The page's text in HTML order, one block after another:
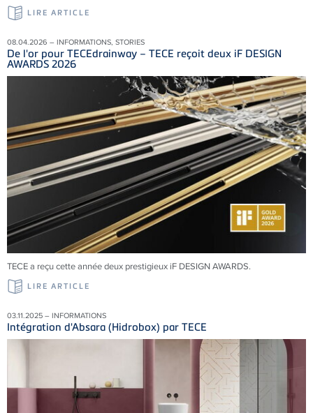
LIRE ARTICLE
08.04.2026 – INFORMATIONS, STORIES
De l'or pour TECEdrainway – TECE reçoit deux iF DESIGN
AWARDS 2026
TECE a reçu cette année deux prestigieux iF DESIGN AWARDS.
LIRE ARTICLE
03.11.2025 – INFORMATIONS
Intégration d'Absara (Hidrobox) par TECE